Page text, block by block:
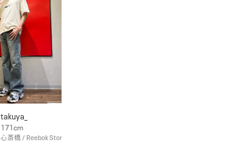
takuya_
171cm
心斎橋 / Reebok Store Shinsaibashi